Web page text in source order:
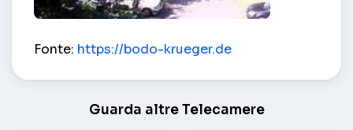
Fonte: https://bodo-krueger.de
Guarda altre Telecamere